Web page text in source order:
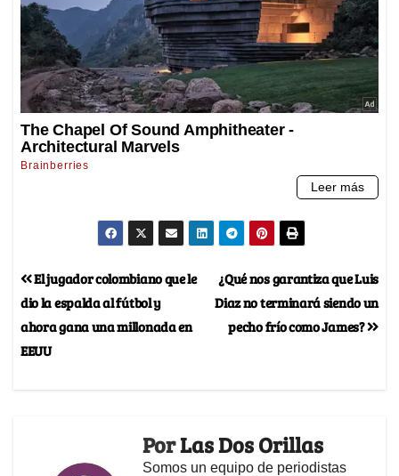
¿Qué nos garantiza que Luis
Diaz no terminará siendo un
pecho frío como James?
El jugador colombiano que le
dio la espalda al fútbol y
ahora gana una millonada en
EEUU
PorLas Dos Orillas
Somos un equipo de periodistas